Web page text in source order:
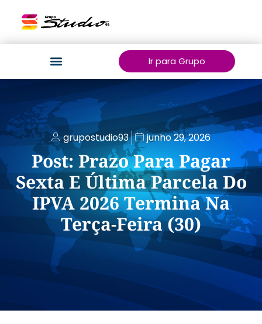
Ir para Grupo
grupostudio93 junho 29, 2026
Post: Prazo Para Pagar
Sexta E Última Parcela Do
IPVA 2026 Termina Na
Terça-Feira (30)